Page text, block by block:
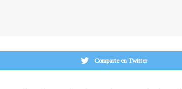
Comparte en Twitter